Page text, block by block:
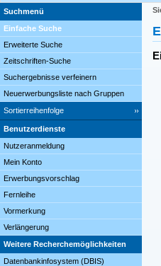
Suchmenü
Einfache Suche
Erweiterte Suche
Zeitschriften-Suche
Suchergebnisse verfeinern
Neuerwerbungsliste nach Gruppen
Sortierreihenfolge
Benutzerdienste
Nutzeranmeldung
Mein Konto
Erwerbungsvorschlag
Fernleihe
Vormerkung
Verlängerung
Weitere Recherchemöglichkeiten
Datenbankinfosystem (DBIS)